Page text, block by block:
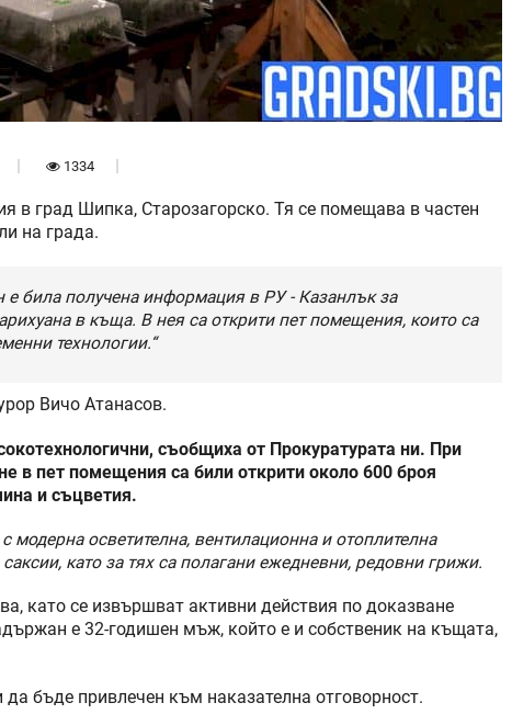
1334
в град Шипка, Старозагорско. Тя се помещава в частен
на града.
е била получена информация в РУ - Казанлък за
в къща. В нея са открити пет помещения, които са
технологии.“
Вичо Атанасов.
съобщиха от Прокуратурата ни. При
в пет помещения са били открити около 600 броя
и съцветия.
модерна осветителна, вентилационна и отоплителна
като за тях са полагани ежедневни, редовни грижи.
като се извършват активни действия по доказване
е 32-годишен мъж, който е и собственик на къщата,
бъде привлечен към наказателна отговорност.